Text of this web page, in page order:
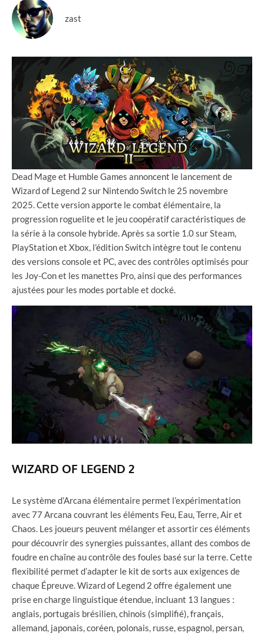
zast
Dead Mage et Humble Games annoncent le lancement de
Wizard of Legend 2 sur Nintendo Switch le 25 novembre
2025. Cette version apporte le combat élémentaire, la
progression roguelite et le jeu coopératif caractéristiques de
la série à la console hybride. Après sa sortie 1.0 sur Steam,
PlayStation et Xbox, l’édition Switch intègre tout le contenu
des versions console et PC, avec des contrôles optimisés pour
les Joy-Con et les manettes Pro, ainsi que des performances
ajustées pour les modes portable et docké.
WIZARD OF LEGEND 2
Le système d’Arcana élémentaire permet l’expérimentation
avec 77 Arcana couvrant les éléments Feu, Eau, Terre, Air et
Chaos. Les joueurs peuvent mélanger et assortir ces éléments
pour découvrir des synergies puissantes, allant des combos de
foudre en chaîne au contrôle des foules basé sur la terre. Cette
flexibilité permet d’adapter le kit de sorts aux exigences de
chaque Épreuve. Wizard of Legend 2 offre également une
prise en charge linguistique étendue, incluant 13 langues :
anglais, portugais brésilien, chinois (simplifié), français,
allemand, japonais, coréen, polonais, russe, espagnol, persan,